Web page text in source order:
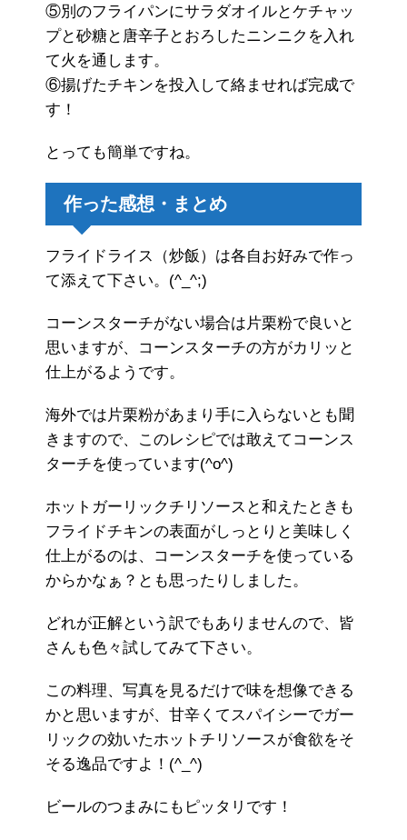
⑤別のフライパンにサラダオイルとケチャッ
プと砂糖と唐辛子とおろしたニンニクを入れ
て火を通します。
⑥揚げたチキンを投入して絡ませれば完成で
す！
とっても簡単ですね。
作った感想・まとめ
フライドライス（炒飯）は各自お好みで作っ
て添えて下さい。(^_^;)
コーンスターチがない場合は片栗粉で良いと
思いますが、コーンスターチの方がカリッと
仕上がるようです。
海外では片栗粉があまり手に入らないとも聞
きますので、このレシピでは敢えてコーンス
ターチを使っています(^o^)
ホットガーリックチリソースと和えたときも
フライドチキンの表面がしっとりと美味しく
仕上がるのは、コーンスターチを使っている
からかなぁ？とも思ったりしました。
どれが正解という訳でもありませんので、皆
さんも色々試してみて下さい。
この料理、写真を見るだけで味を想像できる
かと思いますが、甘辛くてスパイシーでガー
リックの効いたホットチリソースが食欲をそ
そる逸品ですよ！(^_^)
ビールのつまみにもピッタリです！